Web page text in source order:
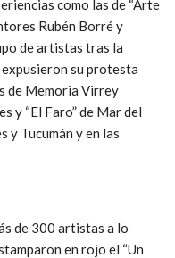
como las de “Arte
Rubén Borré y
de artistas tras la
su protesta
de Memoria Virrey
y “El Faro” de Mar del
y Tucumán y en las
de 300 artistas a lo
en rojo el “Un